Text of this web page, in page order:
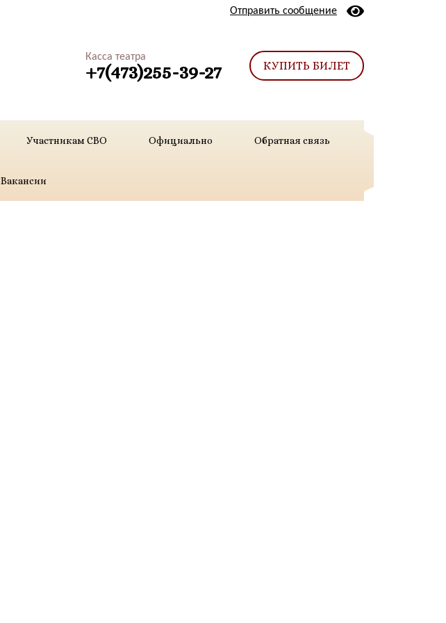
Отправить сообщение
Касса театра
+7(473)255-39-27 КУПИТЬ БИЛЕТ
Участникам СВО Официально Обратная связь
Вакансии